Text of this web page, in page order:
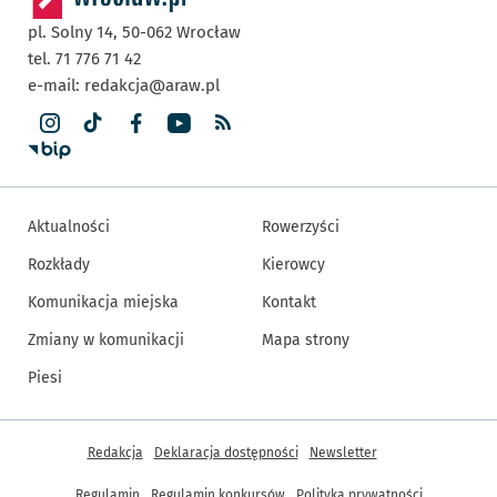
pl. Solny 14, 50-062 Wrocław
tel. 71 776 71 42
e-mail: redakcja@araw.pl
Aktualności
Rozkłady
Komunikacja miejska
Zmiany w komunikacji
Piesi
Rowerzyści
Kierowcy
Kontakt
Mapa strony
Inne informacje
Redakcja Deklaracja dostępności Newsletter